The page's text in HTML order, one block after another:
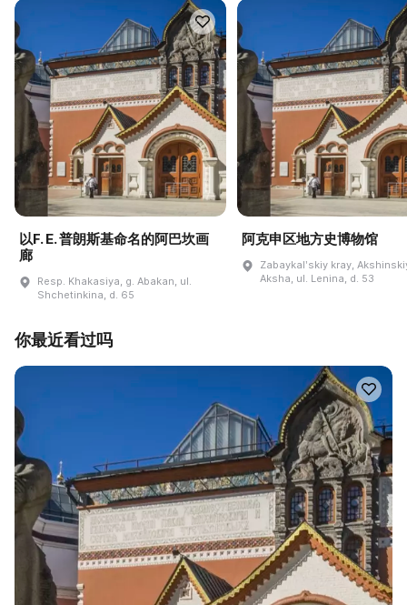
以F. E. 普朗斯基命名的阿巴坎画
廊
Resp. Khakasiya, g. Abakan, ul.
Shchetinkina, d. 65
阿克申区地方史博物馆
Zabaykalʹskiy kray,
Aksha, ul. Lenina, d. 53
你最近看过吗